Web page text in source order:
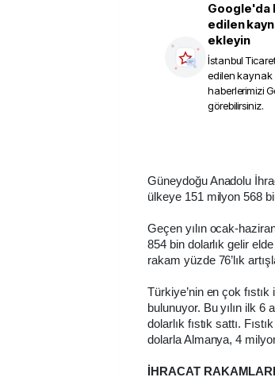
Google'da
edilen
ekleyin
İstanbul
edilen kaynak
haberlerimizi
görebilirsiniz.
Güneydoğu Anadolu
ülkeye 151 milyon 568
Geçen yılın ocak-
854 bin dolarlık gelir
rakam yüzde 76’lık
Türkiye’nin en çok fıstık
bulunuyor. Bu yılın ilk 6
dolarlık fıstık sattı.
dolarla Almanya, 4
İHRACAT